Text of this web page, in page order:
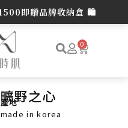
0
曠野之心
產地
made in korea